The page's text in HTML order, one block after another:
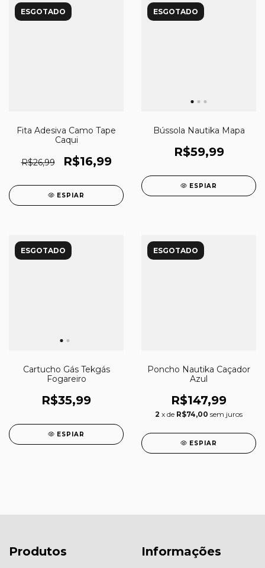
ESGOTADO
Fita Adesiva Camo Tape
Caqui
R$26,99 R$16,99
ESPIAR
ESGOTADO
Bússola Nautika Mapa
R$59,99
ESPIAR
ESGOTADO
Cartucho Gás Tekgás
Fogareiro
R$35,99
ESPIAR
ESGOTADO
Poncho Nautika Caçador
Azul
R$147,99
2 x de R$74,00 sem juros
ESPIAR
Produtos Informações